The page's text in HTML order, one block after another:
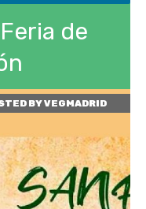
de
BYVEGMADRID